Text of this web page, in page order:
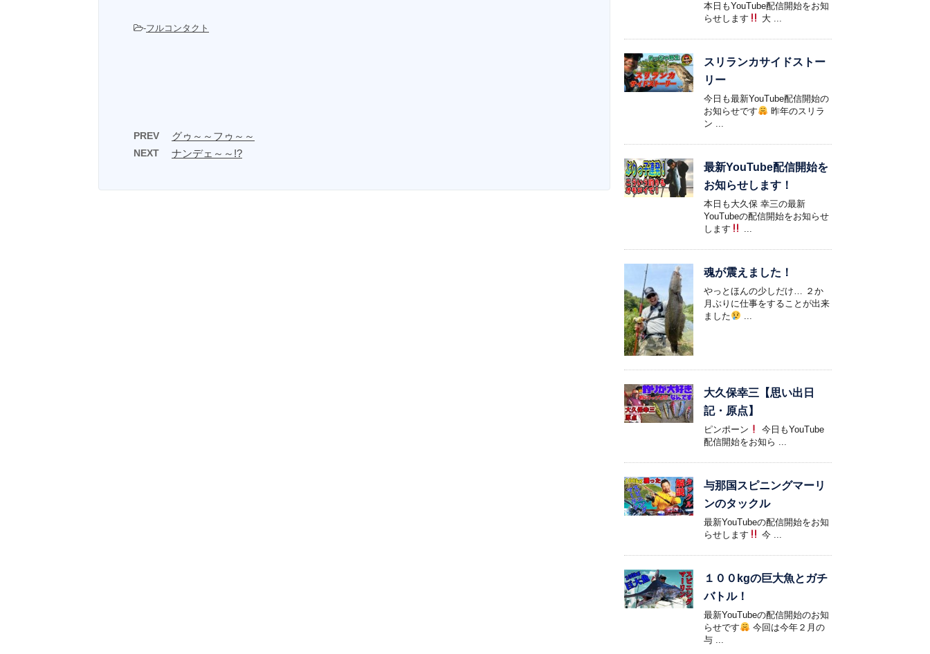
-フルコンタクト
PREV グゥ～～フゥ～～
NEXT ナンデェ～～!?
本日もYouTube配信開始をお知
らせします
大 ...
スリランカサイドストー
リー
今日も最新YouTube配信開始の
お知らせです
昨年のスリラ
ン ...
最新YouTube配信開始を
お知らせします！
本日も大久保 幸三の最新
YouTubeの配信開始をお知らせ
します
...
魂が震えました！
やっとほんの少しだけ… ２か
月ぶりに仕事をすることが出来
ました
...
大久保幸三【思い出日
記・原点】
ピンポーン
今日もYouTube
配信開始をお知ら ...
与那国スピニングマーリ
ンのタックル
最新YouTubeの配信開始をお知
らせします
今 ...
１００kgの巨大魚とガチ
バトル！
最新YouTubeの配信開始のお知
らせです
今回は今年２月の
与 ...